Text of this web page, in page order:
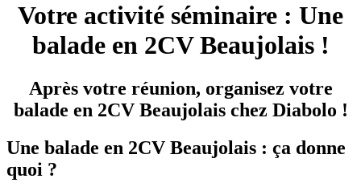
Votre activité séminaire : Une
balade en 2CV Beaujolais !
Après votre réunion, organisez votre
balade en 2CV Beaujolais chez Diabolo !
Une balade en 2CV Beaujolais : ça donne
quoi ?